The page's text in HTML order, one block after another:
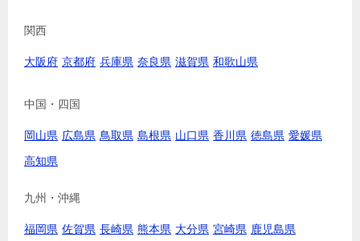
関西
大阪府 京都府 兵庫県 奈良県 滋賀県 和歌山県
中国・四国
岡山県 広島県 鳥取県 島根県 山口県 香川県 徳島県 愛媛県
高知県
九州・沖縄
福岡県 佐賀県 長崎県 熊本県 大分県 宮崎県 鹿児島県